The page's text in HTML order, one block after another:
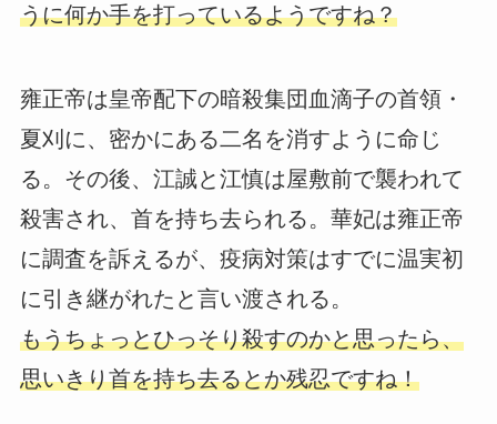
うに何か手を打っているようですね？
雍正帝は皇帝配下の暗殺集団血滴子の首領・
夏刈に、密かにある二名を消すように命じ
る。その後、江誠と江慎は屋敷前で襲われて
殺害され、首を持ち去られる。華妃は雍正帝
に調査を訴えるが、疫病対策はすでに温実初
に引き継がれたと言い渡される。
もうちょっとひっそり殺すのかと思ったら、
思いきり首を持ち去るとか残忍ですね！